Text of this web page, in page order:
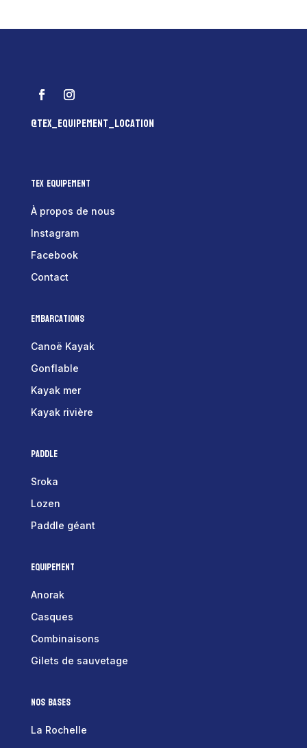
@tex_equipement_location
Tex Equipement
À propos de nous
Instagram
Facebook
Contact
Embarcations
Canoë Kayak
Gonflable
Kayak mer
Kayak rivière
Paddle
Sroka
Lozen
Paddle géant
Equipement
Anorak
Casques
Combinaisons
Gilets de sauvetage
Nos bases
La Rochelle